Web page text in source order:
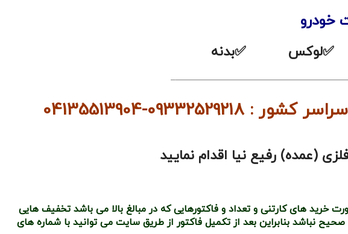
خودرو
✅بدنه
04135513904
(عمده) رفیع نیا اقدام نمایید
های کارتنی و تعداد و فاکتورهایی که در مبالغ بالا می باشد تخفیف هایی
بنابراین بعد از تکمیل فاکتور از طریق سایت می توانید با شماره های